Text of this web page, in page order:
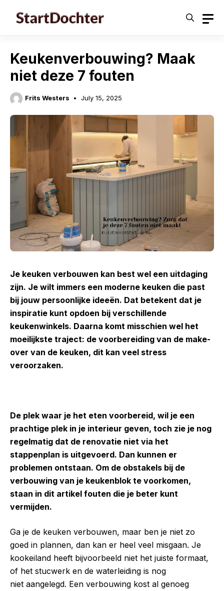
Keukenverbouwing? Maak
niet deze 7 fouten
Frits Westers July 15, 2025
Je keuken verbouwen kan best wel een uitdaging
zijn. Je wilt immers een moderne keuken die past
bij jouw persoonlijke ideeën. Dat betekent dat je
inspiratie kunt opdoen bij verschillende
keukenwinkels. Daarna komt misschien wel het
moeilijkste traject: de voorbereiding van de make-
over van de keuken, dit kan veel stress
veroorzaken.
De plek waar je het eten voorbereid, wil je een
prachtige plek in je interieur geven, toch zie je nog
regelmatig dat de renovatie niet via het
stappenplan is uitgevoerd. Dan kunnen er
problemen ontstaan. Om de obstakels bij de
verbouwing van je keukenblok te voorkomen,
staan in dit artikel fouten die je beter kunt
vermijden.
Ga je de keuken verbouwen, maar ben je niet zo
goed in plannen, dan kan er heel veel misgaan. Je
kookeiland heeft bijvoorbeeld niet het juiste formaat,
of het stucwerk en de waterleiding is nog
niet aangelegd. Een verbouwing kost al genoeg